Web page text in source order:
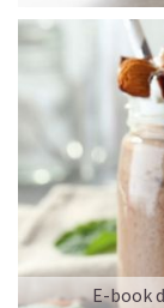
E-book